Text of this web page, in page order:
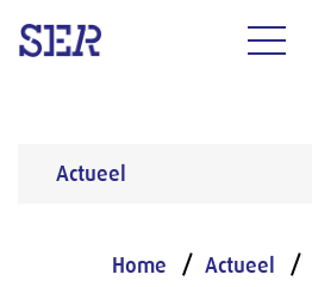
Actueel
Home Actueel